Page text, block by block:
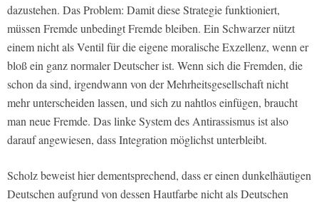
dazustehen. Das Problem: Damit diese Strategie funktioniert,
müssen Fremde unbedingt Fremde bleiben. Ein Schwarzer nützt
einem nicht als Ventil für die eigene moralische Exzellenz, wenn er
bloß ein ganz normaler Deutscher ist. Wenn sich die Fremden, die
schon da sind, irgendwann von der Mehrheitsgesellschaft nicht
mehr unterscheiden lassen, und sich zu nahtlos einfügen, braucht
man neue Fremde. Das linke System des Antirassismus ist also
darauf angewiesen, dass Integration möglichst unterbleibt.
Scholz beweist hier dementsprechend, dass er einen dunkelhäutigen
Deutschen aufgrund von dessen Hautfarbe nicht als Deutschen